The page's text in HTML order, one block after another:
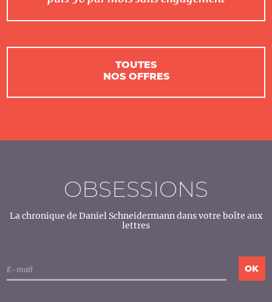
TOUTES
NOS OFFRES
OBSESSIONS
La chronique de Daniel Schneidermann dans votre boîte aux
lettres